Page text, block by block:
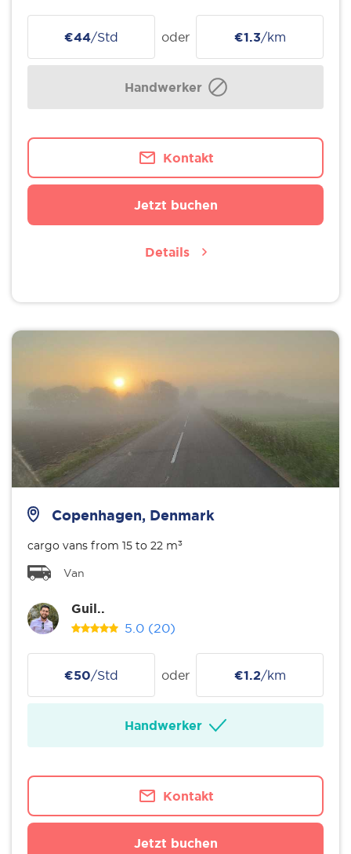
€44/Std oder €1.3/km
Handwerker
Kontakt
Jetzt buchen
Details
Copenhagen, Denmark
cargo vans from 15 to 22 m³
Van
Guil..
5.0 (20)
€50/Std oder €1.2/km
Handwerker
Kontakt
Jetzt buchen